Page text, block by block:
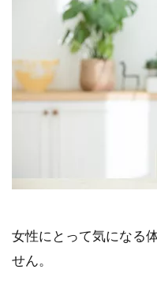
女性にとって気になる
せん。